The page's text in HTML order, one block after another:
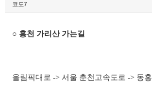
코도7
○ 홍천 가리산 가는길
올림픽대로 -> 서울 춘천고속도로 -> 동